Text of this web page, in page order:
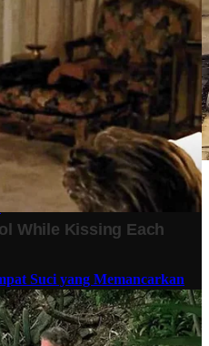
21 Hari, Apa
Suci yang Memancarkan